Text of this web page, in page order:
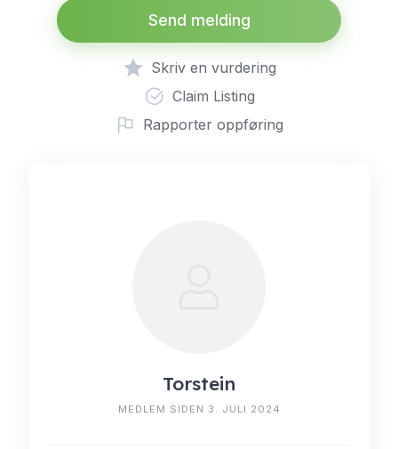
Send melding
Skriv en vurdering
Claim Listing
Rapporter oppføring
Torstein
MEDLEM SIDEN 3. JULI 2024